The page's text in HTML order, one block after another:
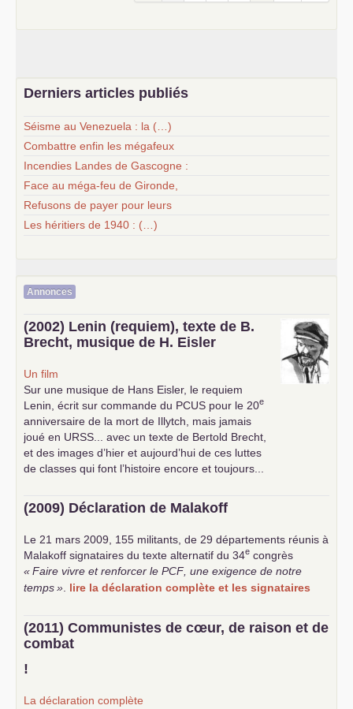
Derniers articles publiés
Séisme au Venezuela : la (…)
Combattre enfin les mégafeux
Incendies Landes de Gascogne :
Face au méga-feu de Gironde,
Refusons de payer pour leurs
Les héritiers de 1940 : (…)
Annonces
(2002) Lenin (requiem), texte de B.
Brecht, musique de H. Eisler
Un film
Sur une musique de Hans Eisler, le requiem
Lenin, écrit sur commande du PCUS pour le 20e
anniversaire de la mort de Illytch, mais jamais
joué en URSS ... avec un texte de Bertold Brecht,
et des images d’hier et aujourd’hui de ces luttes
de classes qui font l’histoire encore et toujours...
(2009) Déclaration de Malakoff
Le 21 mars 2009, 155 militants, de 29 départements réunis à
Malakoff signataires du texte alternatif du 34e congrès
«Faire vivre et renforcer le PCF , une exigence de notre
temps» lire la déclaration complète et les signataires
(2011) Communistes de cœur, de raison et de
combat
!
La déclaration complète